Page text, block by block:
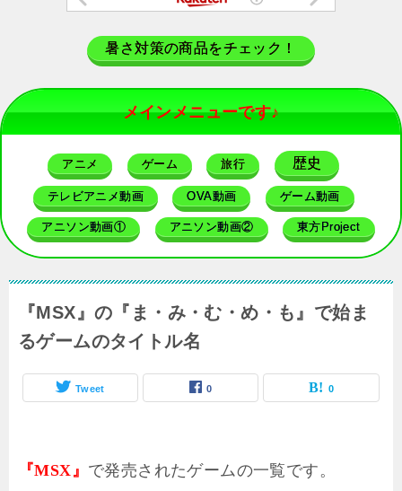
暑さ対策の商品をチェック！
メインメニューです♪
アニメ ゲーム 旅行 歴史
テレビアニメ動画 OVA動画 ゲーム動画
アニソン動画① アニソン動画② 東方Project
『MSX』の『ま・み・む・め・も』で始ま
るゲームのタイトル名
Tweet 0 0
『MSX』 で発売されたゲームの一覧です。